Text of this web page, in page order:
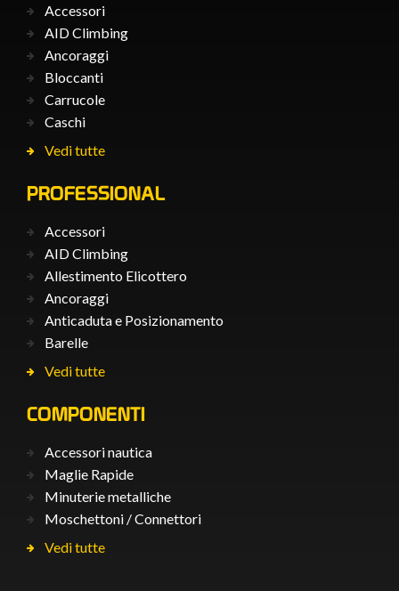
Accessori
AID Climbing
Ancoraggi
Bloccanti
Carrucole
Caschi
Vedi tutte
PROFESSIONAL
Accessori
AID Climbing
Allestimento Elicottero
Ancoraggi
Anticaduta e Posizionamento
Barelle
Vedi tutte
COMPONENTI
Accessori nautica
Maglie Rapide
Minuterie metalliche
Moschettoni / Connettori
Vedi tutte